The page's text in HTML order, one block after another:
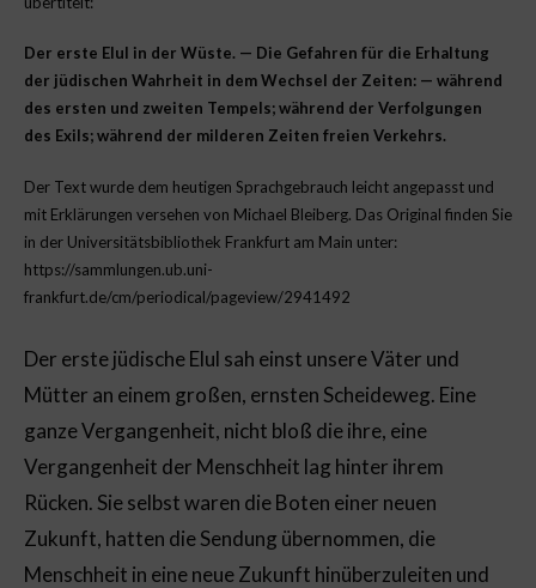
Der erste Elul in der Wüste. — Die Gefahren für die Erhaltung
der jüdischen Wahrheit in dem Wechsel der Zeiten: — während
des ersten und zweiten Tempels; während der Verfolgungen
des Exils; während der milderen Zeiten freien Verkehrs.
Der Text wurde dem heutigen Sprachgebrauch leicht angepasst und
mit Erklärungen versehen von Michael Bleiberg. Das Original finden Sie
in der Universitätsbibliothek Frankfurt am Main unter:
https://sammlungen.ub.uni-
frankfurt.de/cm/periodical/pageview/2941492
Der erste jüdische Elul sah einst unsere Väter und
Mütter an einem großen, ernsten Scheideweg. Eine
ganze Vergangenheit, nicht bloß die ihre, eine
Vergangenheit der Menschheit lag hinter ihrem
Rücken. Sie selbst waren die Boten einer neuen
Zukunft, hatten die Sendung übernommen, die
Menschheit in eine neue Zukunft hinüberzuleiten und